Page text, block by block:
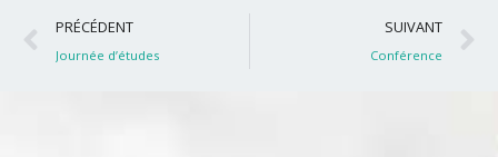
Précédent
PRÉCÉDENT
Journée d’études
SUIVANT
Conférence